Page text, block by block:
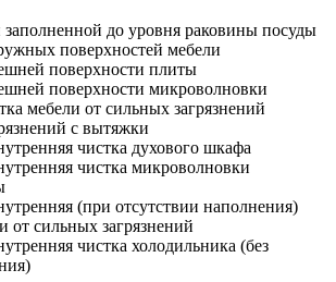
до уровня раковины посуды
поверхностей мебели
поверхности плиты
поверхности микроволновки
мебели от сильных загрязнений
с вытяжки
чистка духового шкафа
чистка микроволновки
(при отсутствии наполнения)
от сильных загрязнений
чистка холодильника (без